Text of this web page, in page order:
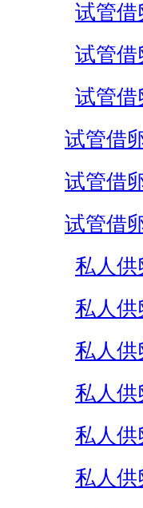
试管借
试管借
试管借
试管借
试管借
试管借
私人供
私人供
私人供
私人供
私人供
私人供